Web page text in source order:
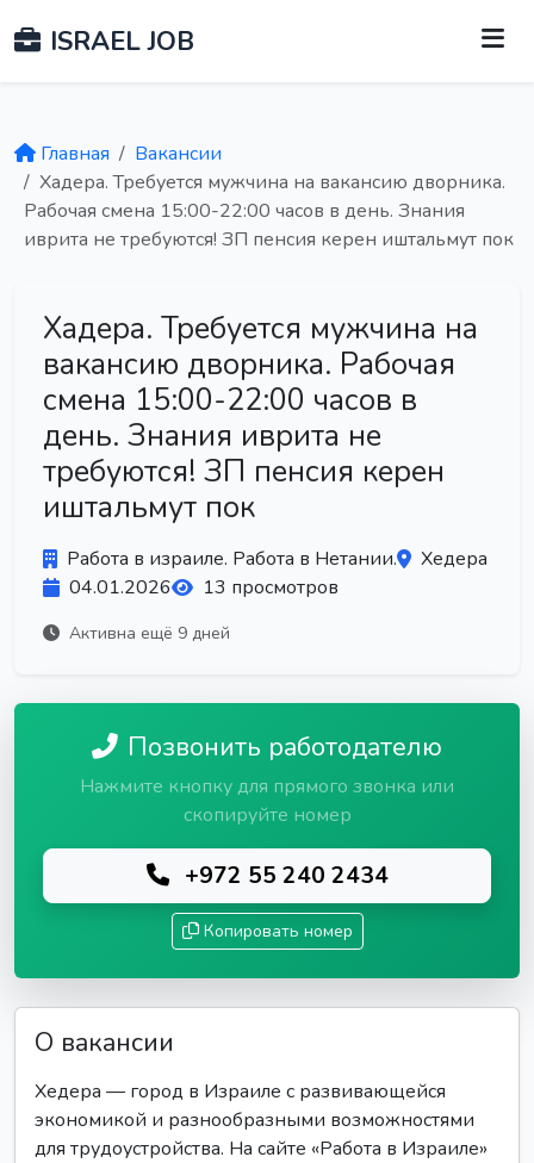
ISRAEL JOB
Главная
Вакансии
Хадера. Требуется мужчина на вакансию дворника.
Рабочая смена 15:00-22:00 часов в день. Знания
иврита не требуются! ЗП пенсия керен иштальмут пок
Хадера. Требуется мужчина на
вакансию дворника. Рабочая
смена 15:00-22:00 часов в
день. Знания иврита не
требуются! ЗП пенсия керен
иштальмут пок
Работа в израиле. Работа в Нетании.
Хедера
04.01.2026
13 просмотров
Активна ещё 9 дней
Позвонить работодателю
Нажмите кнопку для прямого звонка или
скопируйте номер
+972 55 240 2434
Копировать номер
О вакансии
Хедера — город в Израиле с развивающейся
экономикой и разнообразными возможностями
для трудоустройства. На сайте «Работа в Израиле»